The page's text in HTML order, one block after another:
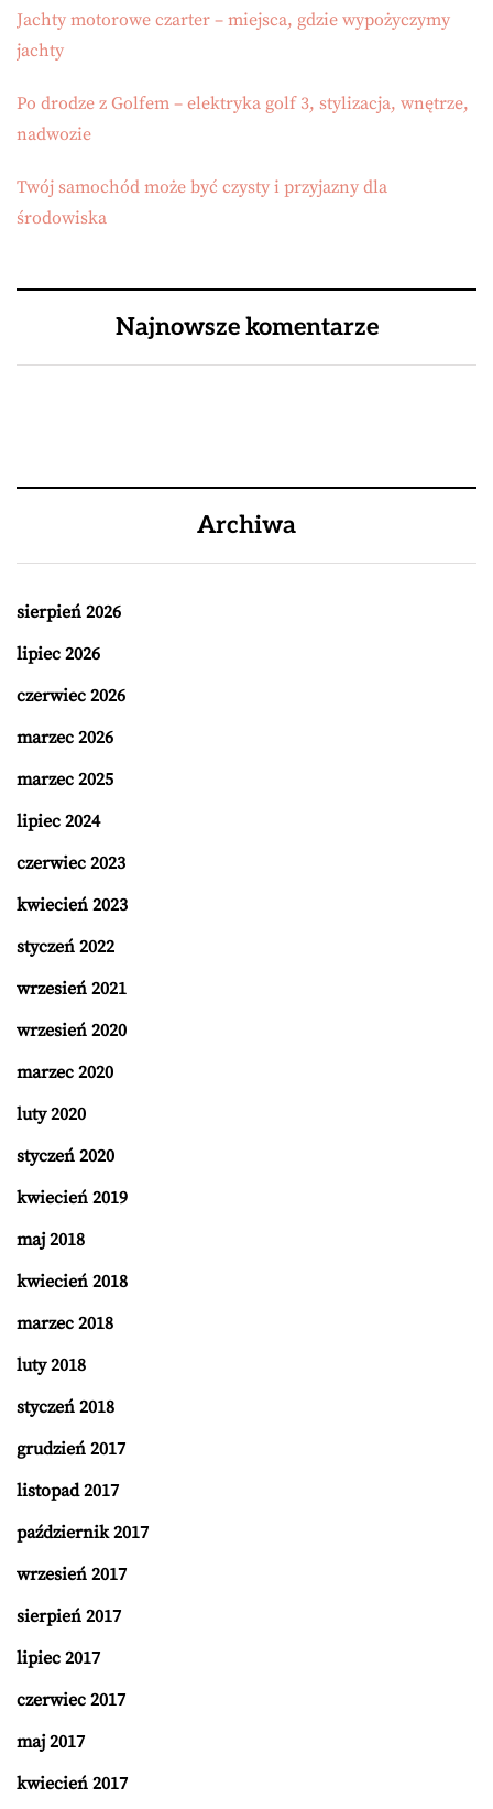
Jachty motorowe czarter – miejsca, gdzie wypożyczymy
jachty
Po drodze z Golfem – elektryka golf 3, stylizacja, wnętrze,
nadwozie
Twój samochód może być czysty i przyjazny dla
środowiska
Najnowsze komentarze
Archiwa
sierpień 2026
lipiec 2026
czerwiec 2026
marzec 2026
marzec 2025
lipiec 2024
czerwiec 2023
kwiecień 2023
styczeń 2022
wrzesień 2021
wrzesień 2020
marzec 2020
luty 2020
styczeń 2020
kwiecień 2019
maj 2018
kwiecień 2018
marzec 2018
luty 2018
styczeń 2018
grudzień 2017
listopad 2017
październik 2017
wrzesień 2017
sierpień 2017
lipiec 2017
czerwiec 2017
maj 2017
kwiecień 2017